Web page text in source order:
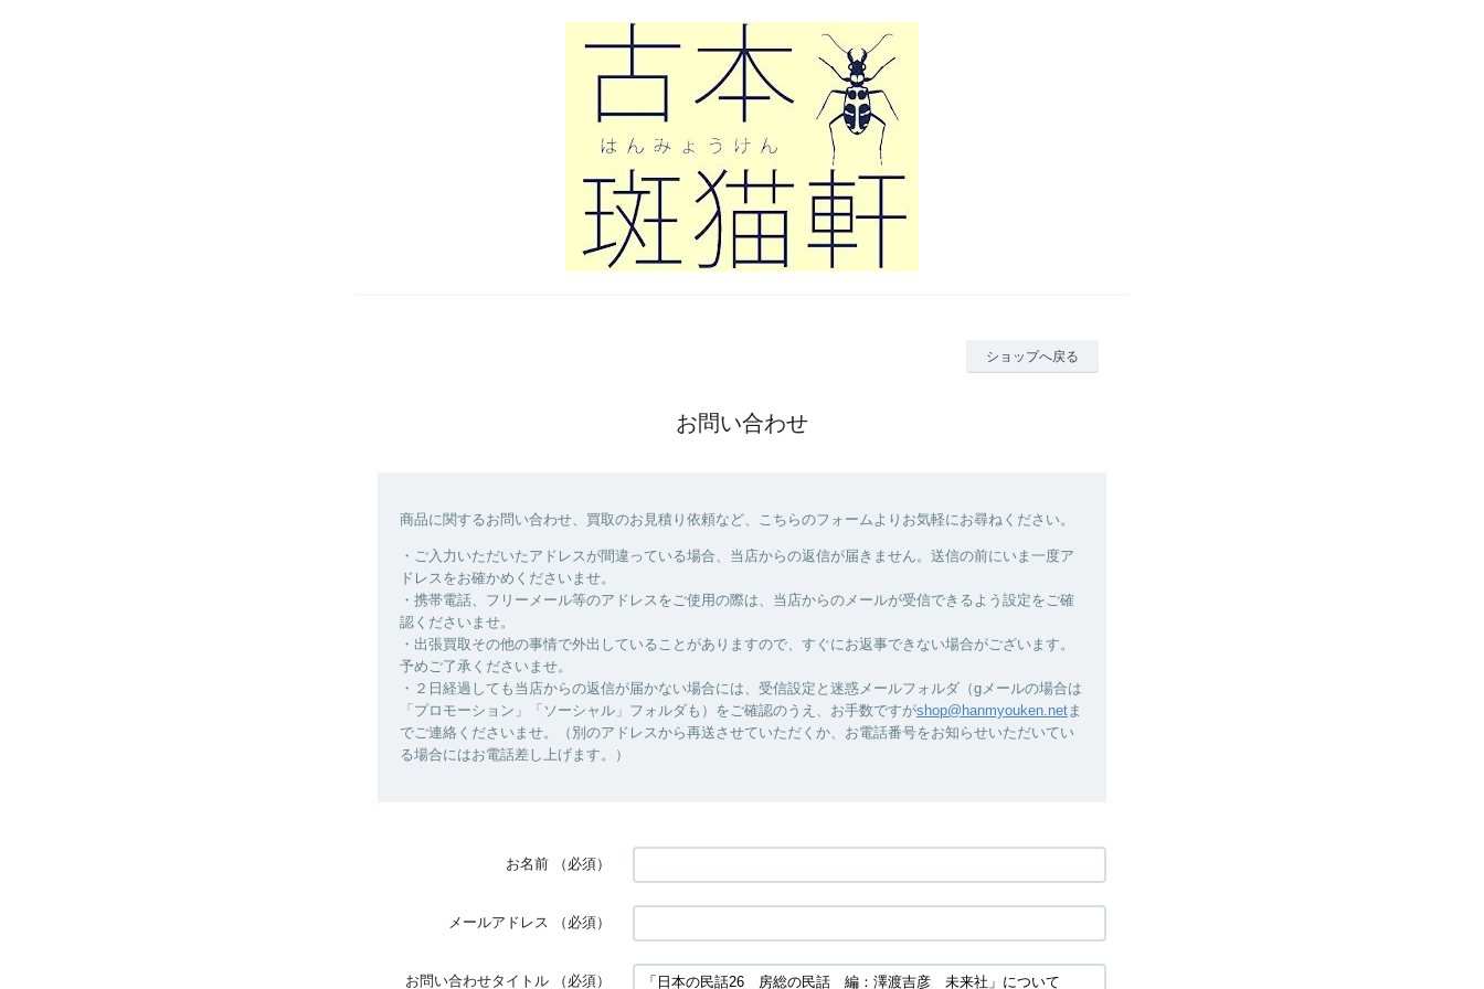
ショップへ戻る
お問い合わせ
商品に関するお問い合わせ、買取のお見積り依頼など、こちらのフォームよりお気軽にお尋ねください。
・ご入力いただいたアドレスが間違っている場合、当店からの返信が届きません。送信の前にいま一度ア
ドレスをお確かめくださいませ。
・携帯電話、フリーメール等のアドレスをご使用の際は、当店からのメールが受信できるよう設定をご確
認くださいませ。
・出張買取その他の事情で外出していることがありますので、すぐにお返事できない場合がございます。
予めご了承くださいませ。
・２日経過しても当店からの返信が届かない場合には、受信設定と迷惑メールフォルダ（gメールの場合は
「プロモーション」「ソーシャル」フォルダも）をご確認のうえ、お手数ですがshop@hanmyouken.netま
でご連絡くださいませ。（別のアドレスから再送させていただくか、お電話番号をお知らせいただいてい
る場合にはお電話差し上げます。）
お名前 （必須）
メールアドレス （必須）
お問い合わせタイトル （必須）